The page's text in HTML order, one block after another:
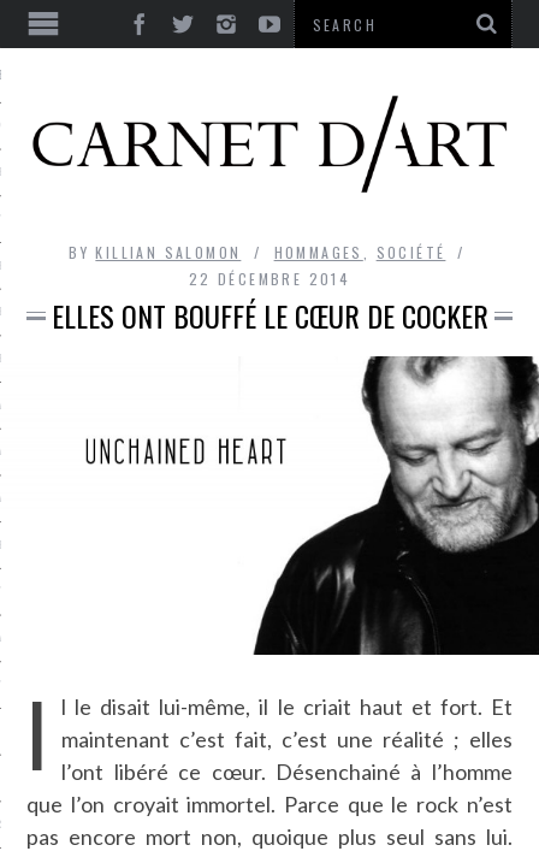
ULTIME
RIRE
DIALOGUE
LIBERTÉ
BEAUTÉ
FOLIE
GUERRE
BYKILLIAN SALOMON HOMMAGES
SOCIÉTÉ
22 DÉCEMBRE 2014
ELLES ONT BOUFFÉ LE CŒUR DE COCKER
I
l le disait lui-même, il le criait haut et fort. Et
maintenant c’est fait, c’est une réalité ; elles
l’ont libéré ce cœur. Désenchainé à l’homme
que l’on croyait immortel. Parce que le rock n’est
pas encore mort non, quoique plus seul sans lui.